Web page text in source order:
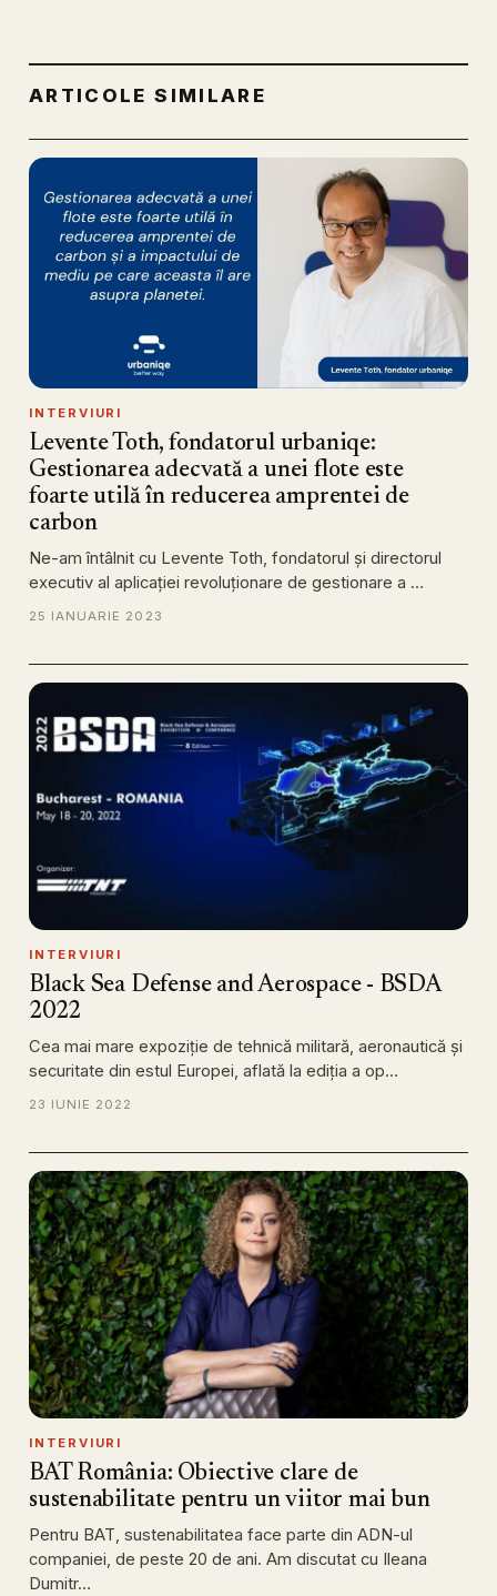
ARTICOLE SIMILARE
INTERVIURI
Levente Toth, fondatorul urbaniqe:
Gestionarea adecvată a unei flote este
foarte utilă în reducerea amprentei de
carbon
Ne-am întâlnit cu Levente Toth, fondatorul și directorul
executiv al aplicației revoluționare de gestionare a …
25 IANUARIE 2023
INTERVIURI
Black Sea Defense and Aerospace - BSDA
2022
Cea mai mare expoziție de tehnică militară, aeronautică și
securitate din estul Europei, aflată la ediția a op…
23 IUNIE 2022
INTERVIURI
BAT România: Obiective clare de
sustenabilitate pentru un viitor mai bun
Pentru BAT, sustenabilitatea face parte din ADN-ul
companiei, de peste 20 de ani. Am discutat cu Ileana
Dumitr…